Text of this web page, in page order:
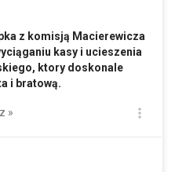
z komisją Macierewicza
kasy i ucieszenia
ktory doskonale
i bratową.
»